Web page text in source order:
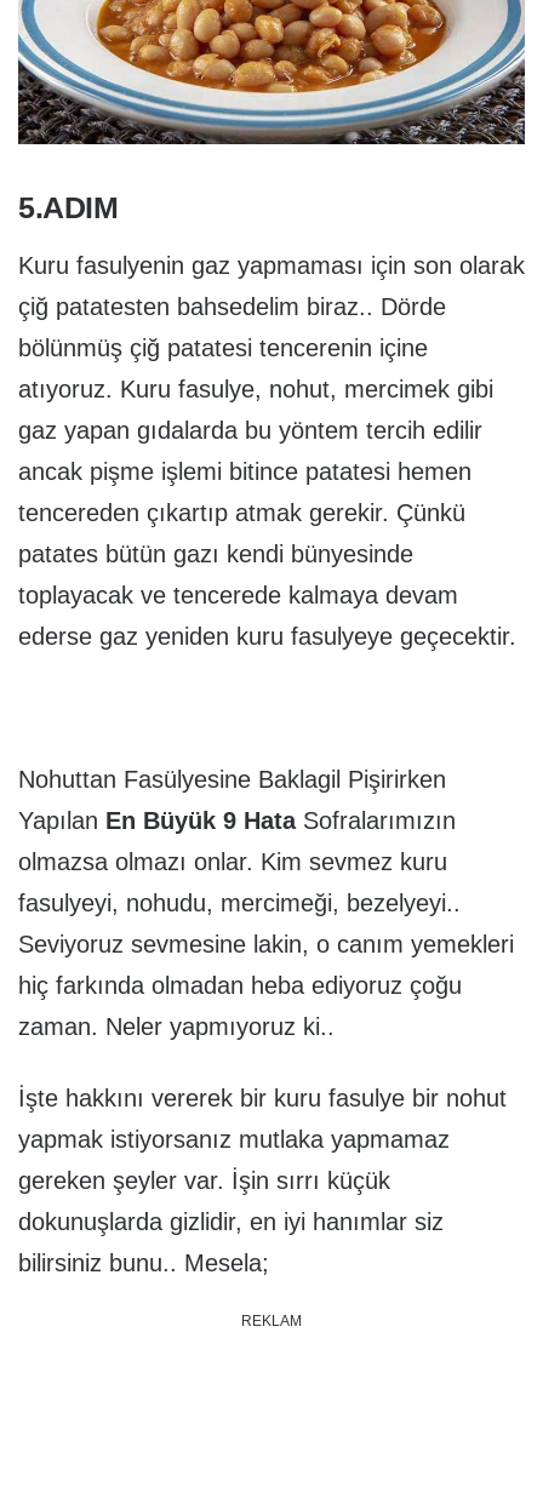
5.ADIM
Kuru fasulyenin gaz yapmaması için son olarak
çiğ patatesten bahsedelim biraz.. Dörde
bölünmüş çiğ patatesi tencerenin içine
atıyoruz. Kuru fasulye, nohut, mercimek gibi
gaz yapan gıdalarda bu yöntem tercih edilir
ancak pişme işlemi bitince patatesi hemen
tencereden çıkartıp atmak gerekir. Çünkü
patates bütün gazı kendi bünyesinde
toplayacak ve tencerede kalmaya devam
ederse gaz yeniden kuru fasulyeye geçecektir.
Nohuttan Fasülyesine Baklagil Pişirirken
Yapılan En Büyük 9 HataSofralarımızın
olmazsa olmazı onlar. Kim sevmez kuru
fasulyeyi, nohudu, mercimeği, bezelyeyi..
Seviyoruz sevmesine lakin, o canım yemekleri
hiç farkında olmadan heba ediyoruz çoğu
zaman. Neler yapmıyoruz ki..
İşte hakkını vererek bir kuru fasulye bir nohut
yapmak istiyorsanız mutlaka yapmamaz
gereken şeyler var. İşin sırrı küçük
dokunuşlarda gizlidir, en iyi hanımlar siz
bilirsiniz bunu.. Mesela;
REKLAM